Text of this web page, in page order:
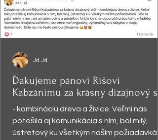
Ďakujeme pánovi Rišovi
Kabzánimu za krásny dizajnový
- kombináciu dreva a živice. Veľmi nás
potešila aj komunikácia s ním, bol milý,
ústretový ku všetkým naším požiadavkám.
Jd Jd